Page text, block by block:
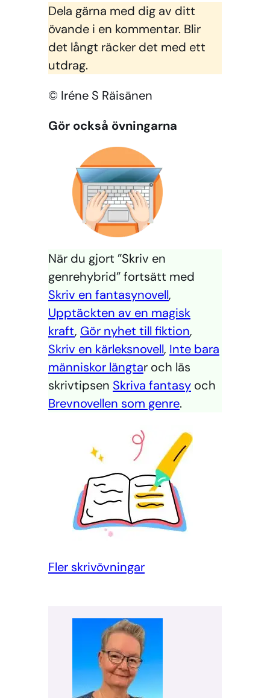
Dela gärna med dig av ditt
övande i en kommentar. Blir
det långt räcker det med ett
utdrag.
© Iréne S Räisänen
Gör också övningarna
När du gjort ”Skriv en
genrehybrid” fortsätt med
Skriv en fantasynovell,
Upptäckten av en magisk
kraft, Gör nyhet till fiktion,
Skriv en kärleksnovell, Inte bara
människor längtar och läs
skrivtipsen Skriva fantasy och
Brevnovellen som genre.
Fler skrivövningar